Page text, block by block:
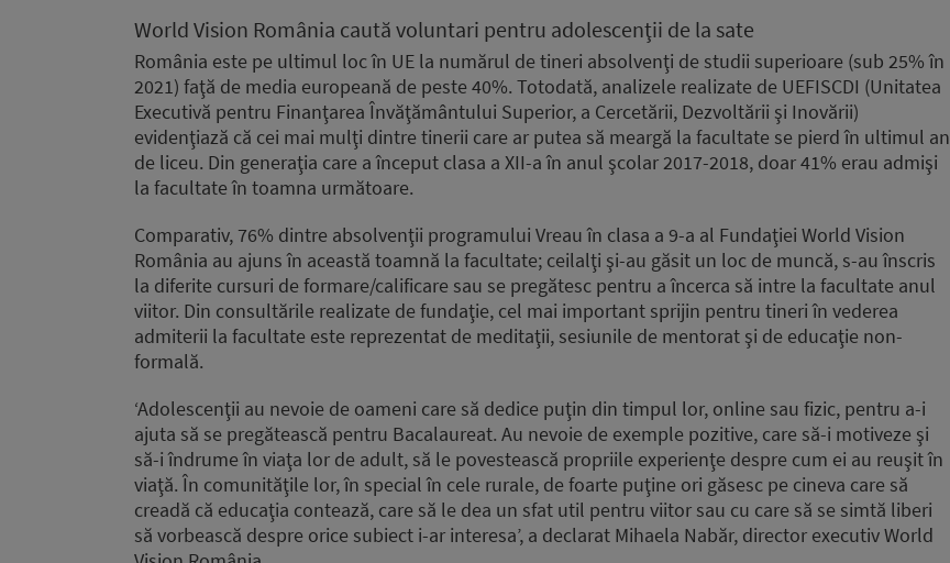
World Vision România caută voluntari pentru adolescenţii de la sate
România este pe ultimul loc în UE la numărul de tineri absolvenţi de studii superioare (sub 25% în
2021) faţă de media europeană de peste 40%. Totodată, analizele realizate de UEFISCDI (Unitatea
Executivă pentru Finanţarea Învăţământului Superior, a Cercetării, Dezvoltării şi Inovării)
evidenţiază că cei mai mulţi dintre tinerii care ar putea să meargă la facultate se pierd în ultimul an
de liceu. Din generaţia care a început clasa a XII-a în anul şcolar 2017-2018, doar 41% erau admişi
la facultate în toamna următoare.
Comparativ, 76% dintre absolvenţii programului Vreau în clasa a 9-a al Fundaţiei World Vision
România au ajuns în această toamnă la facultate; ceilalţi şi-au găsit un loc de muncă, s-au înscris
la diferite cursuri de formare/calificare sau se pregătesc pentru a încerca să intre la facultate anul
viitor. Din consultările realizate de fundaţie, cel mai important sprijin pentru tineri în vederea
admiterii la facultate este reprezentat de meditaţii, sesiunile de mentorat şi de educaţie non-
formală.
‘Adolescenţii au nevoie de oameni care să dedice puţin din timpul lor, online sau fizic, pentru a-i
ajuta să se pregătească pentru Bacalaureat. Au nevoie de exemple pozitive, care să-i motiveze şi
să-i îndrume în viaţa lor de adult, să le povestească propriile experienţe despre cum ei au reuşit în
viaţă. În comunităţile lor, în special în cele rurale, de foarte puţine ori găsesc pe cineva care să
creadă că educaţia contează, care să le dea un sfat util pentru viitor sau cu care să se simtă liberi
să vorbească despre orice subiect i-ar interesa’, a declarat Mihaela Nabăr, director executiv World